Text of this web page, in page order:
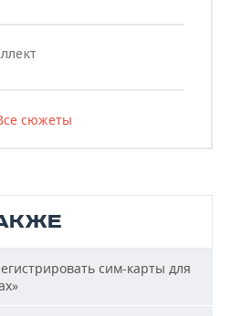
сюжеты
сим-карты для